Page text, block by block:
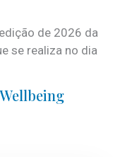
de 2026 da
se realiza no dia